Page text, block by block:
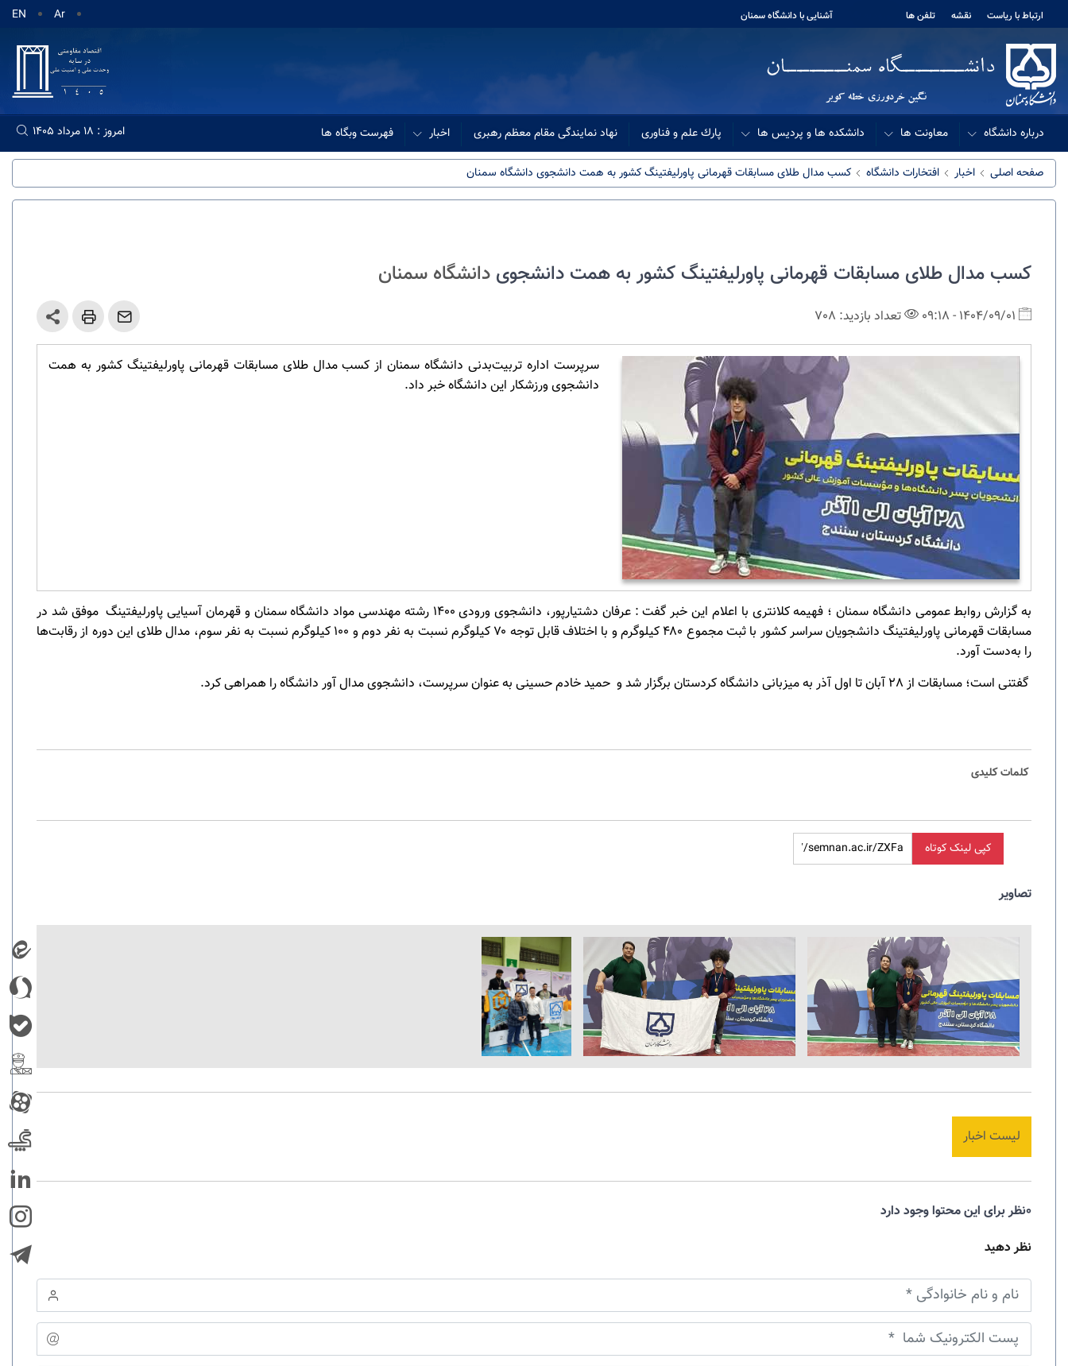
ارتباط با ریاست نقشه تلفن ها آشنایی با دانشگاه سمنان EN Ar
درباره دانشگاه معاونت ها دانشکده ها و پردیس ها پارك علم و فناوری نهاد نمایندگی مقام معظم رهبری اخبار فهرست وبگاه ها امروز : 18 مرداد 1405
صفحه اصلی اخبار افتخارات دانشگاه کسب مدال طلای مسابقات قهرمانی پاورلیفتینگ کشور به همت دانشجوی دانشگاه سمنان
کسب مدال طلای مسابقات قهرمانی پاورلیفتینگ کشور به همت دانشجوی دانشگاه سمنان
1404/09/01 - 09:18 تعداد بازدید: 708
سرپرست اداره تربیت‌بدنی دانشگاه سمنان از کسب مدال طلای مسابقات قهرمانی پاورلیفتینگ کشور به همت
دانشجوی ورزشکار این دانشگاه خبر داد.
به گزارش روابط عمومی دانشگاه سمنان ؛ فهیمه کلانتری با اعلام این خبر گفت : عرفان دشتیارپور، دانشجوی ورودی 1400 رشته مهندسی مواد دانشگاه سمنان و قهرمان آسیایی پاورلیفتینگ موفق شد در
مسابقات قهرمانی پاورلیفتینگ دانشجویان سراسر کشور با ثبت مجموع ۴۸۰ کیلوگرم و با اختلاف قابل توجه ۷۰ کیلوگرم نسبت به نفر دوم و ۱۰۰ کیلوگرم نسبت به نفر سوم، مدال طلای این دوره از رقابت‌ها
را به‌دست آورد.
گفتنی است؛ مسابقات از 28 آبان تا اول آذر به میزبانی دانشگاه کردستان برگزار شد و حمید خادم حسینی به عنوان سرپرست، دانشجوی مدال آور دانشگاه را همراهی کرد.
کلمات کلیدی
کپی لینک کوتاه
تصاویر
لیست اخبار
0نظر برای این محتوا وجود دارد
نظر دهید